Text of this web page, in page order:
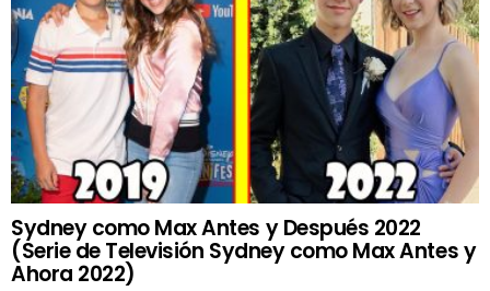
Sydney como Max Antes y Después 2022
(Serie de Televisión Sydney como Max Antes y
Ahora 2022)